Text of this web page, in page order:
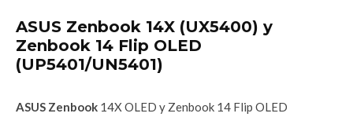
ASUS Zenbook 14X (UX5400) y
Zenbook 14 Flip OLED
(UP5401/UN5401)
ASUS Zenbook 14X OLED y Zenbook 14 Flip OLED